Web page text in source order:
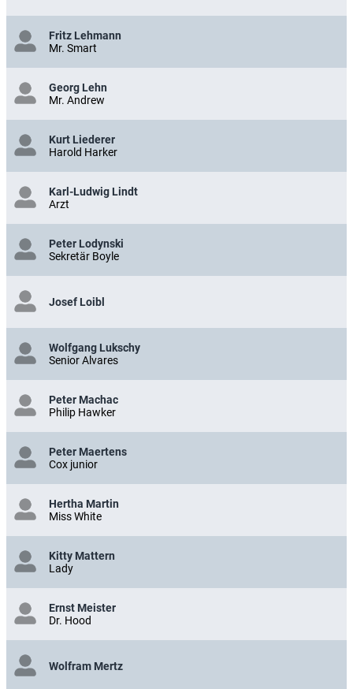
Fritz Lehmann
Mr. Smart
Georg Lehn
Mr. Andrew
Kurt Liederer
Harold Harker
Karl-Ludwig Lindt
Arzt
Peter Lodynski
Sekretär Boyle
Josef Loibl
Wolfgang Lukschy
Senior Alvares
Peter Machac
Philip Hawker
Peter Maertens
Cox junior
Hertha Martin
Miss White
Kitty Mattern
Lady
Ernst Meister
Dr. Hood
Wolfram Mertz